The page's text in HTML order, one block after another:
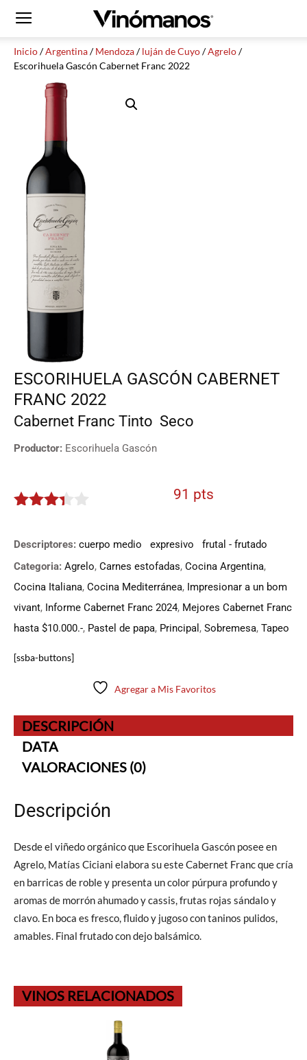
Inicio/Argentina/Mendoza/luján de Cuyo/Agrelo/
Escorihuela Gascón Cabernet Franc 2022
ESCORIHUELA GASCÓN CABERNET
FRANC 2022
Cabernet Franc Tinto Seco
Productor: Escorihuela Gascón
91 pts
Descriptores: cuerpo medio expresivo
frutal - frutado
Categoria: Agrelo, Carnes estofadas, Cocina Argentina,
Cocina Italiana, Cocina Mediterránea, Impresionar a un bom
vivant, Informe Cabernet Franc 2024, Mejores Cabernet Franc
hasta $10.000.-, Pastel de papa, Principal , Sobremesa, Tapeo
[ssba-buttons]
Agregar a Mis Favoritos
DESCRIPCIÓN
DATA
VALORACIONES (0)
Descripción
Desde el viñedo orgánico que Escorihuela Gascón posee en
Agrelo, Matías Ciciani elabora su este Cabernet Franc que cría
en barricas de roble y presenta un color púrpura profundo y
aromas de morrón ahumado y cassis, frutas rojas sándalo y
clavo. En boca es fresco, fluido y jugoso con taninos pulidos,
amables. Final frutado con dejo balsámico.
VINOS RELACIONADOS